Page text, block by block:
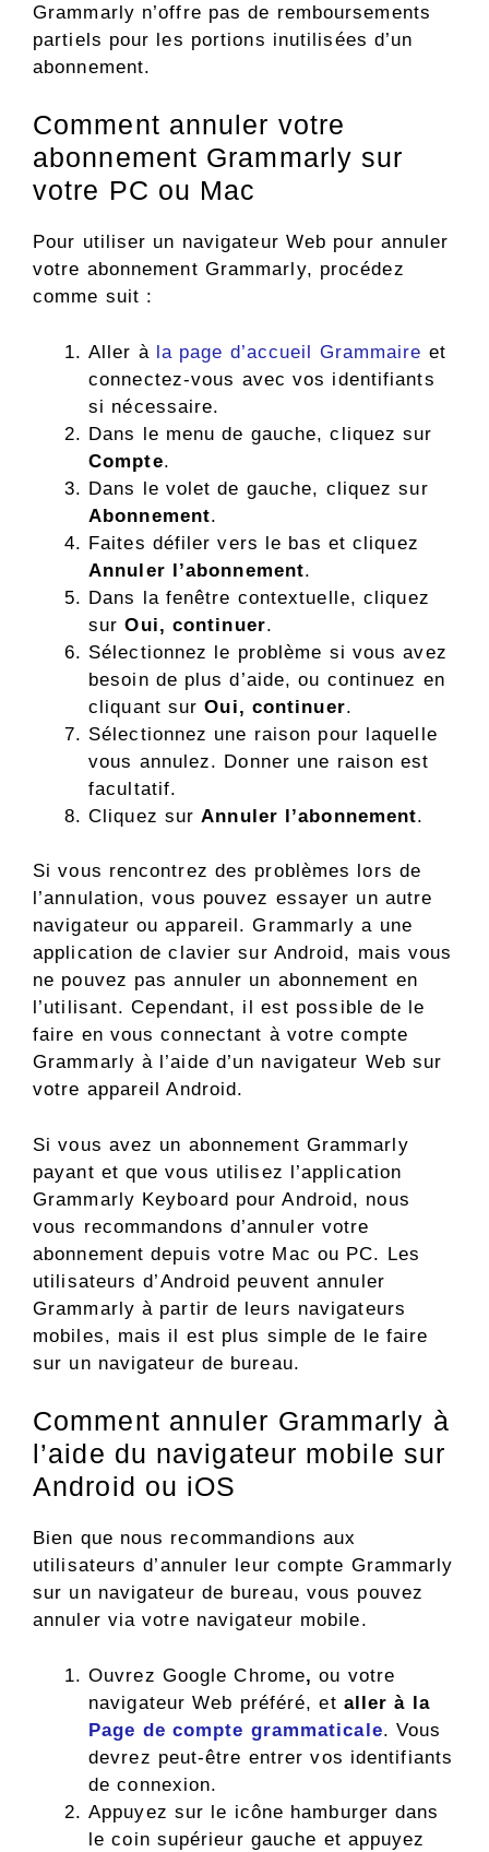
Grammarly n’offre pas de remboursements
partiels pour les portions inutilisées d’un
abonnement.
Comment annuler votre
abonnement Grammarly sur
votre PC ou Mac
Pour utiliser un navigateur Web pour annuler
votre abonnement Grammarly, procédez
comme suit :
Aller à la page d’accueil Grammaire et
connectez-vous avec vos identifiants
si nécessaire.
Dans le menu de gauche, cliquez sur
Compte.
Dans le volet de gauche, cliquez sur
Abonnement.
Faites défiler vers le bas et cliquez
Annuler l’abonnement.
Dans la fenêtre contextuelle, cliquez
surOui, continuer.
Sélectionnez le problème si vous avez
besoin de plus d’aide, ou continuez en
cliquant surOui, continuer.
Sélectionnez une raison pour laquelle
vous annulez. Donner une raison est
facultatif.
Cliquez surAnnuler l’abonnement.
Si vous rencontrez des problèmes lors de
l’annulation, vous pouvez essayer un autre
navigateur ou appareil. Grammarly a une
application de clavier sur Android, mais vous
ne pouvez pas annuler un abonnement en
l’utilisant. Cependant, il est possible de le
faire en vous connectant à votre compte
Grammarly à l’aide d’un navigateur Web sur
votre appareil Android.
Si vous avez un abonnement Grammarly
payant et que vous utilisez l’application
Grammarly Keyboard pour Android, nous
vous recommandons d’annuler votre
abonnement depuis votre Mac ou PC. Les
utilisateurs d’Android peuvent annuler
Grammarly à partir de leurs navigateurs
mobiles, mais il est plus simple de le faire
sur un navigateur de bureau.
Comment annuler Grammarly à
l’aide du navigateur mobile sur
Android ou iOS
Bien que nous recommandions aux
utilisateurs d’annuler leur compte Grammarly
sur un navigateur de bureau, vous pouvez
annuler via votre navigateur mobile.
Ouvrez Google Chrome,ou votre
navigateur Web préféré, et aller à la
Page de compte grammaticale. Vous
devrez peut-être entrer vos identifiants
de connexion.
Appuyez sur le icône hamburger dans
le coin supérieur gauche et appuyez